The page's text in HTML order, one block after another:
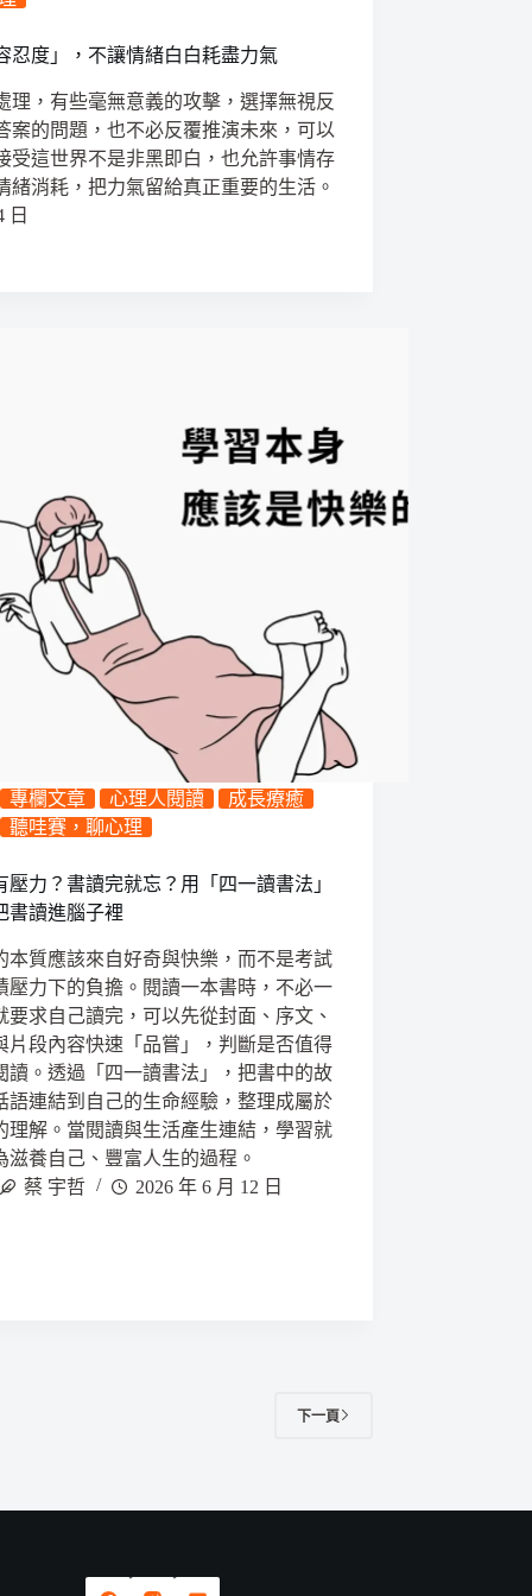
忍度」，不讓情緒白白耗盡力氣
理，有些毫無意義的攻擊，選擇無視反
案的問題，也不必反覆推演未來，可以
受這世界不是非黑即白，也允許事情存
消耗，把力氣留給真正重要的生活。
日
專欄文章 心理人閱讀
成長療癒
聽哇賽，聊心理
壓力？書讀完就忘？用「四一讀書法」
書讀進腦子裡
本質應該來自好奇與快樂，而不是考試
壓力下的負擔。閱讀一本書時，不必一
要求自己讀完，可以先從封面、序文、
片段內容快速「品嘗」，判斷是否值得
讀。透過「四一讀書法」，把書中的故
語連結到自己的生命經驗，整理成屬於
理解。當閱讀與生活產生連結，學習就
滋養自己、豐富人生的過程。
蔡 宇哲
2026 年 6 月 12 日
下一頁